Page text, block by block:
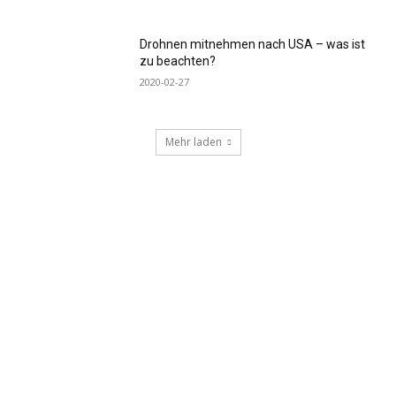
Drohnen mitnehmen nach USA – was ist
zu beachten?
2020-02-27
Mehr laden